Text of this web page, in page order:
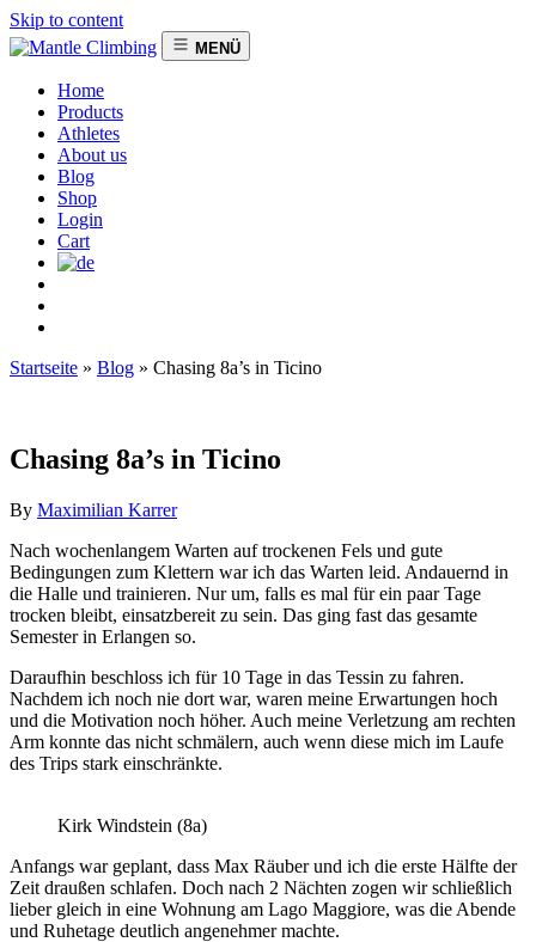
Skip to content
MENÜ
Home
Products
Athletes
About us
Blog
Shop
Login
Cart
Startseite » Blog » Chasing 8a’s in Ticino
Chasing 8a’s in Ticino
By Maximilian Karrer
Nach wochenlangem Warten auf trockenen Fels und gute
Bedingungen zum Klettern war ich das Warten leid. Andauernd in
die Halle und trainieren. Nur um, falls es mal für ein paar Tage
trocken bleibt, einsatzbereit zu sein. Das ging fast das gesamte
Semester in Erlangen so.
Daraufhin beschloss ich für 10 Tage in das Tessin zu fahren.
Nachdem ich noch nie dort war, waren meine Erwartungen hoch
und die Motivation noch höher. Auch meine Verletzung am rechten
Arm konnte das nicht schmälern, auch wenn diese mich im Laufe
des Trips stark einschränkte.
Kirk Windstein (8a)
Anfangs war geplant, dass Max Räuber und ich die erste Hälfte der
Zeit draußen schlafen. Doch nach 2 Nächten zogen wir schließlich
lieber gleich in eine Wohnung am Lago Maggiore, was die Abende
und Ruhetage deutlich angenehmer machte.